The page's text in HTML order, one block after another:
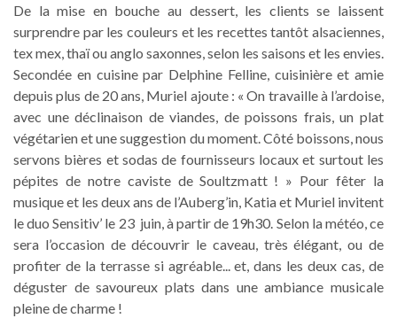
De la mise en bouche au dessert, les clients se laissent
surprendre par les couleurs et les recettes tantôt alsaciennes,
tex mex, thaï ou anglo saxonnes, selon les saisons et les envies.
Secondée en cuisine par Delphine Felline, cuisinière et amie
depuis plus de 20 ans, Muriel ajoute : « On travaille à l’ardoise,
avec une déclinaison de viandes, de poissons frais, un plat
végétarien et une suggestion du moment. Côté boissons, nous
servons bières et sodas de fournisseurs locaux et surtout les
pépites de notre caviste de Soultzmatt ! » Pour fêter la
musique et les deux ans de l’Auberg’in, Katia et Muriel invitent
le duo Sensitiv’ le 23 juin, à partir de 19h30. Selon la météo, ce
sera l’occasion de découvrir le caveau, très élégant, ou de
profiter de la terrasse si agréable... et, dans les deux cas, de
déguster de savoureux plats dans une ambiance musicale
pleine de charme !